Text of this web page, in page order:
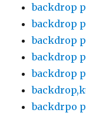
backdrop
backdrop
backdrop
backdrop
backdrop
backdrpo